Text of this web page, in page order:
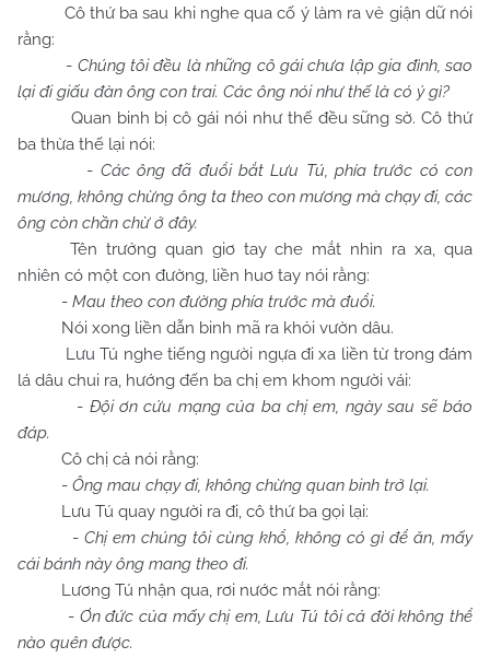
Cô thứ ba sau khi nghe qua cố ý làm ra vẻ giận dữ nói
rằng:
- Chúng tôi đều là những cô gái chưa lập gia đình, sao
lại đi giấu đàn ông con trai. Các ông nói như thế là có ý gì?
Quan binh bị cô gái nói như thế đều sững sờ. Cô thứ
ba thừa thế lại nói:
- Các ông đã đuổi bắt Lưu Tú, phía trước có con
mương, không chừng ông ta theo con mương mà chạy đi, các
ông còn chần chừ ở đây.
Tên trưởng quan giơ tay che mắt nhìn ra xa, qua
nhiên có một con đường, liền huơ tay nói rằng:
- Mau theo con đường phía trước mà đuổi.
Nói xong liền dẫn binh mã ra khỏi vườn dâu.
Lưu Tú nghe tiếng người ngựa đi xa liền từ trong đám
lá dâu chui ra, hướng đến ba chị em khom người vái:
- Đội ơn cứu mạng của ba chị em, ngày sau sẽ báo
đáp.
Cô chị cả nói rằng:
- Ông mau chạy đi, không chừng quan binh trở lại.
Lưu Tú quay người ra đi, cô thứ ba gọi lại:
- Chị em chúng tôi cùng khổ, không có gì để ăn, mấy
cái bánh này ông mang theo đi.
Lương Tú nhận qua, rơi nước mắt nói rằng:
- Ơn đức của mấy chị em, Lưu Tú tôi cả đời không thể
nào quên được.